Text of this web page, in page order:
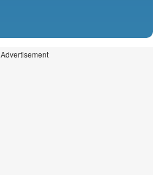
Advertisement